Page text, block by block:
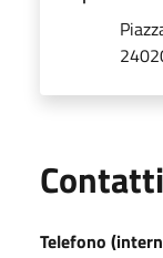
Contatti
Telefono